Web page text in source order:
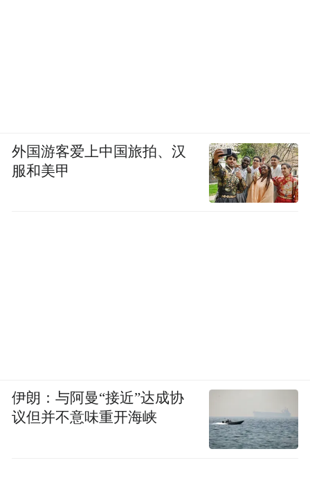
外国游客爱上中国旅拍、汉
服和美甲
伊朗：与阿曼“接近”达成协
议但并不意味重开海峡